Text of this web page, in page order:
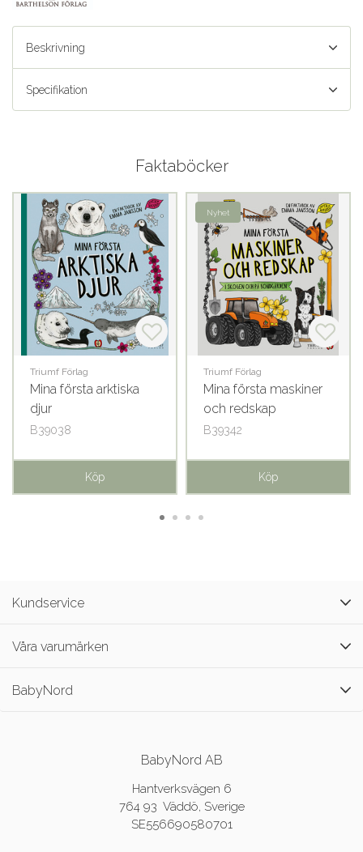
Beskrivning
Specifikation
Faktaböcker
Triumf Förlag
Mina första arktiska
djur
B39038
Köp
Nyhet
Triumf Förlag
Mina första maskiner
och redskap
B39342
Köp
Kundservice
Våra varumärken
BabyNord
BabyNord AB
Hantverksvägen 6
764 93 Väddö, Sverige
SE556690580701